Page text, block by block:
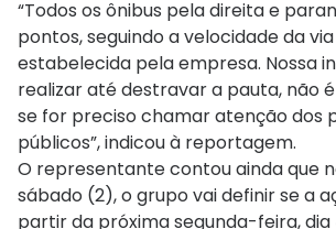
“Todos os ônibus pela direita e
pontos, seguindo a velocidade da
estabelecida pela empresa. Nossa
realizar até destravar a pauta, não
se for preciso chamar atenção dos
públicos”, indicou à reportagem.
O representante contou ainda que
sábado (2), o grupo vai definir se a
partir da próxima segunda-feira, dia